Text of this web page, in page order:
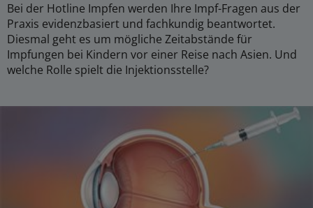
Bei der Hotline Impfen werden Ihre Impf-Fragen aus der
Praxis evidenzbasiert und fachkundig beantwortet.
Diesmal geht es um mögliche Zeitabstände für
Impfungen bei Kindern vor einer Reise nach Asien. Und
welche Rolle spielt die Injektionsstelle?